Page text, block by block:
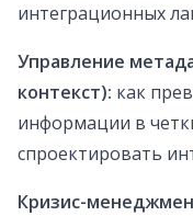
интеграционных
Управление
контекст): как
информации в
спроектировать
Кризис-